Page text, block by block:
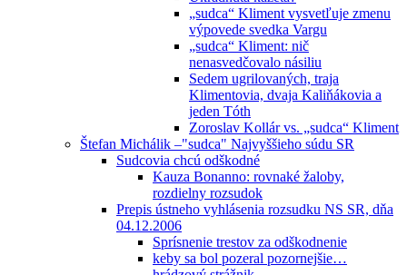
„sudca“ Kliment vysvetľuje zmenu
výpovede svedka Vargu
„sudca“ Kliment: nič
nenasvedčovalo násiliu
Sedem ugrilovaných, traja
Klimentovia, dvaja Kaliňákovia a
jeden Tóth
Zoroslav Kollár vs. „sudca“ Kliment
Štefan Michálik –"sudca" Najvyššieho súdu SR
Sudcovia chcú odškodné
Kauza Bonanno: rovnaké žaloby,
rozdielny rozsudok
Prepis ústneho vyhlásenia rozsudku NS SR, dňa
04.12.2006
Sprísnenie trestov za odškodnenie
keby sa bol pozeral pozornejšie…